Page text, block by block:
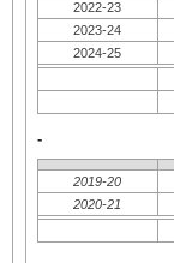
2022-23
2023-24
2024-25
-
2019-20
2020-21